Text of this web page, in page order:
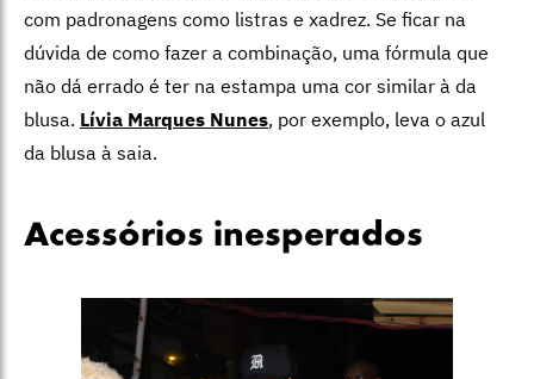
com padronagens como listras e xadrez. Se ficar na
dúvida de como fazer a combinação, uma fórmula que
não dá errado é ter na estampa uma cor similar à da
blusa. Lívia Marques Nunes, por exemplo, leva o azul
da blusa à saia.
Acessórios inesperados